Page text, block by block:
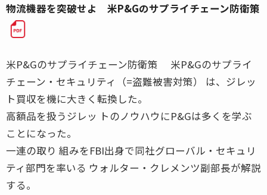
物流機器を突破せよ 米P&Gのサプライチェーン防衛策
米P&Gのサプライチェーン防衛策 米P&Gのサプライ
チェーン・セキュリティ（=盗難被害対策） は、ジレッ
ト買収を機に大きく転換した。
高額品を扱うジレッ トのノウハウにP&Gは多くを学ぶ
ことになった。
一連の取り 組みをFBI出身で同社グローバル・セキュリ
ティ部門を率いる ウォルター・クレメンツ副部長が解説
する。